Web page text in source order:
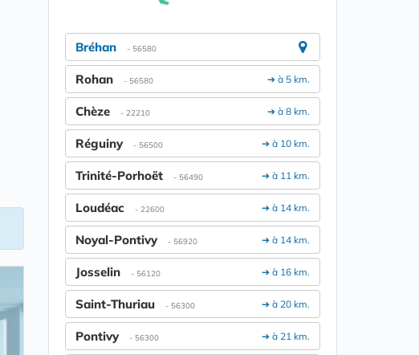
Bréhan - 56580
➔ à 5 km.
Rohan - 56580
➔ à 8 km.
Chèze - 22210
➔ à 10 km.
Réguiny - 56500
➔ à 11 km.
Trinité-Porhoët - 56490
➔ à 14 km.
Loudéac - 22600
➔ à 14 km.
Noyal-Pontivy - 56920
➔ à 16 km.
Josselin - 56120
➔ à 20 km.
Saint-Thuriau - 56300
➔ à 21 km.
Pontivy - 56300